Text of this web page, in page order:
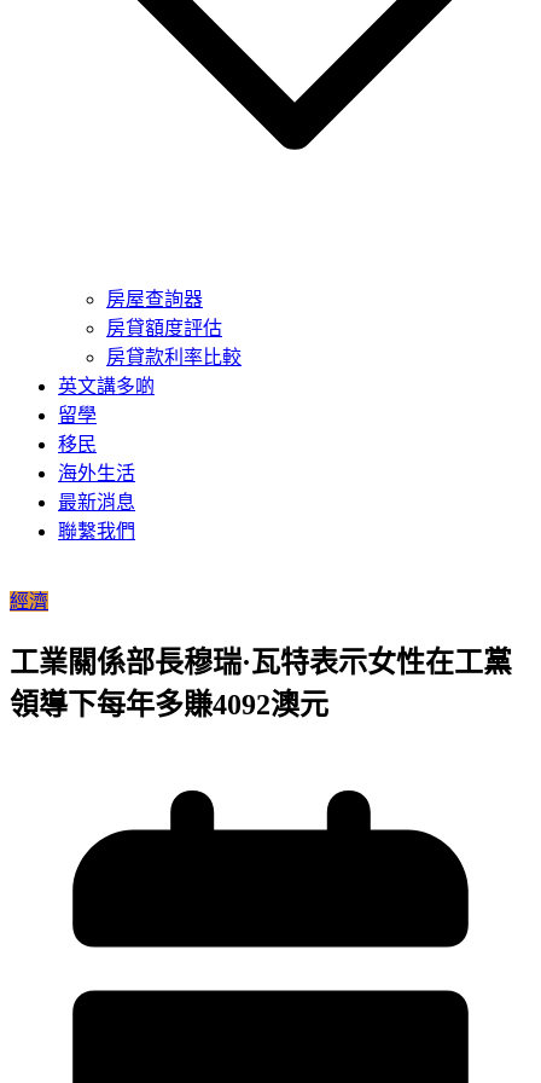
房屋查詢器
房貸額度評估
房貸款利率比較
英文講多啲
留學
移民
海外生活
最新消息
聯繫我們
經濟
工業關係部長穆瑞·瓦特表示女性在工黨
領導下每年多賺4092澳元